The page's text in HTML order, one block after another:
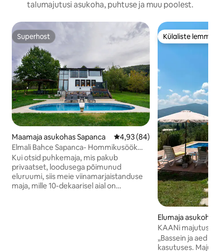
talumajutusi asukoha, puhtuse ja muu poolest.
Superhost
Superhost
Maamaja asukohas Sapanca Keskmine hinnang 4,93/5, 84
4,93 (84)
Elmali Bahce Sapanca- Hommikusöök
tasuta.
Kui otsid puhkemaja, mis pakub
privaatset, loodusega põimunud
eluruumi, siis meie viinamarjaistanduse
maja, mille 10-dekaarisel aial on
Külaliste lemmik
Külaliste lemmik
Elumaja
KAANi
Privaatse
„Bassein ja aed
kasutuses.